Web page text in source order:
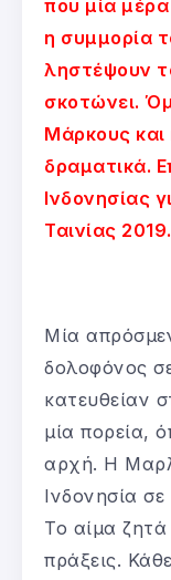
που μία
η συμμορία
ληστέψουν
σκοτώνει.
Μάρκους και
δραματικά.
Ινδονησίας
Ταινίας 2019.
Μία
δολοφόνος
κατευθείαν
μία πορεία,
αρχή. Η
Ινδονησία
Το αίμα ζητά
πράξεις.